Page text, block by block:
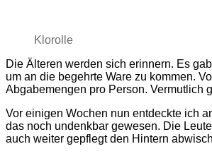
Klorolle
Die Älteren werden sich erinnern. Es
um an die begehrte Ware zu kommen.
Abgabemengen pro Person. Vermutlich
Vor einigen Wochen nun entdeckte ich
das noch undenkbar gewesen. Die
auch weiter gepflegt den Hintern